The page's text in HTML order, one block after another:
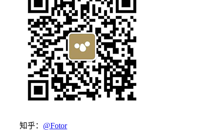
知乎： @Fotor